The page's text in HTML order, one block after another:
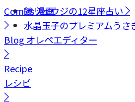
鏡リュウジの12星座占い
水晶玉子のプレミアムうさ
Comics漫画
Blog オレペエディター
Recipe
レシピ